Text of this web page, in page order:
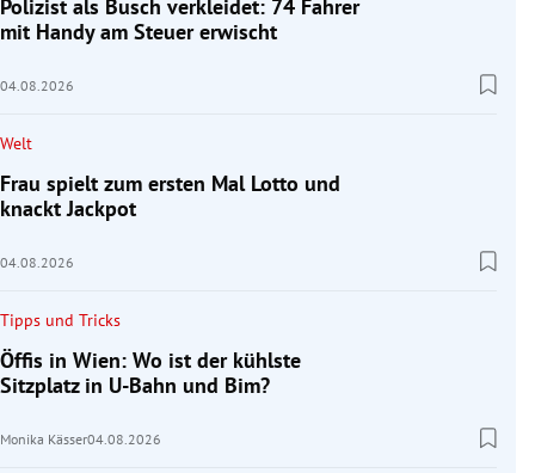
Polizist als Busch verkleidet: 74 Fahrer
mit Handy am Steuer erwischt
04.08.2026
Welt
Frau spielt zum ersten Mal Lotto und
knackt Jackpot
04.08.2026
Tipps und Tricks
Öffis in Wien: Wo ist der kühlste
Sitzplatz in U-Bahn und Bim?
Monika Kässer04.08.2026